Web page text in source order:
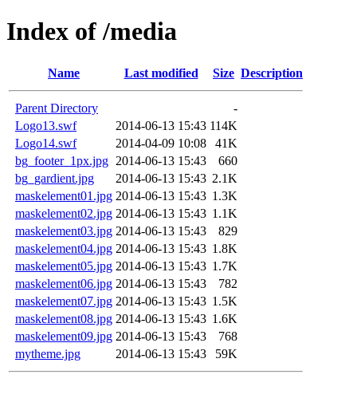
Index of /media
Name Last modified Size Description
Parent Directory
-
Logo13.swf
2014-06-13 15:43 114K
Logo14.swf
2014-04-09 10:08
41K
bg_footer_1px.jpg 2014-06-13 15:43
660
bg_gardient.jpg
2014-06-13 15:43 2.1K
maskelement01.jpg 2014-06-13 15:43 1.3K
maskelement02.jpg 2014-06-13 15:43 1.1K
maskelement03.jpg 2014-06-13 15:43
829
maskelement04.jpg 2014-06-13 15:43 1.8K
maskelement05.jpg 2014-06-13 15:43 1.7K
maskelement06.jpg 2014-06-13 15:43
782
maskelement07.jpg 2014-06-13 15:43 1.5K
maskelement08.jpg 2014-06-13 15:43 1.6K
maskelement09.jpg 2014-06-13 15:43
768
mytheme.jpg
2014-06-13 15:43 59K